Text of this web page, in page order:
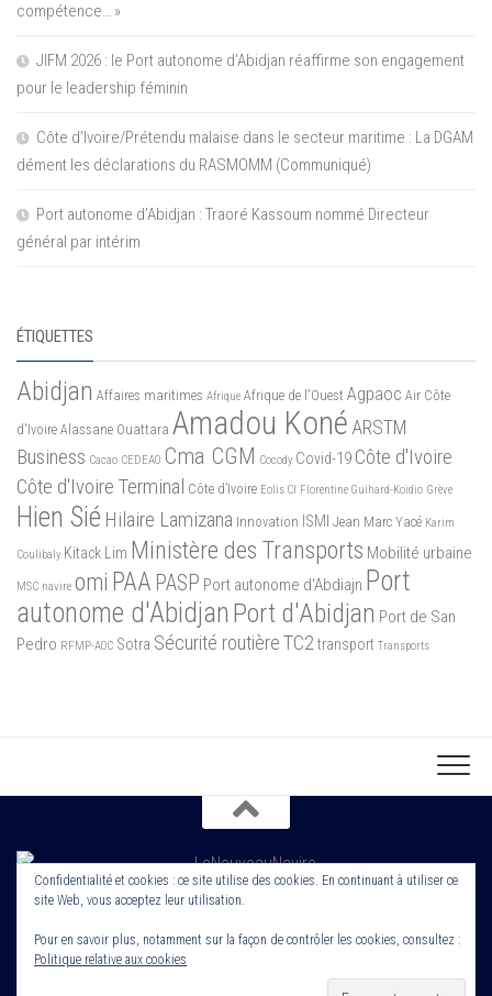
compétence… »
JIFM 2026 : le Port autonome d’Abidjan réaffirme son engagement
pour le leadership féminin
Côte d’Ivoire/Prétendu malaise dans le secteur maritime : La DGAM
dément les déclarations du RASMOMM (Communiqué)
Port autonome d’Abidjan : Traoré Kassoum nommé Directeur
général par intérim
ÉTIQUETTES
Abidjan Affaires maritimes Afrique Afrique de l'Ouest Agpaoc Air Côte
d'Ivoire Alassane Ouattara Amadou Koné ARSTM
Business Cacao CEDEAO Cma CGM Cocody Covid-19 Côte d'Ivoire
Côte d'Ivoire Terminal Côte d’Ivoire Eolis CI Florentine Guihard-Koidio Grève
Hien Sié Hilaire Lamizana Innovation ISMI Jean Marc Yacé Karim
Coulibaly Kitack Lim Ministère des Transports Mobilité urbaine
MSC navire omi PAA PASP Port autonome d'Abdiajn Port
autonome d'Abidjan Port d'Abidjan Port de San
Pedro RFMP-AOC Sotra Sécurité routièreTC2transport Transports
Copyright 2022. Le Nouveau Navire. Tout droit Réservé. Edité par
Cornerstone ROS
Confidentialité et cookies : ce site utilise des cookies. En continuant à utiliser ce
site Web, vous acceptez leur utilisation.
Pour en savoir plus, notamment sur la façon de contrôler les cookies, consultez :
Politique relative aux cookies